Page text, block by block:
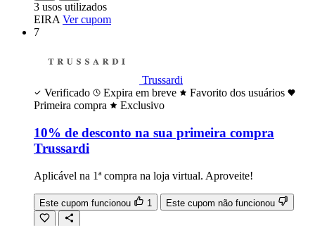
3 usos utilizados
EIRA Ver cupom
7
Trussardi
Verificado
Expira em breve
Favorito dos usuários
Primeira compra
Exclusivo
10% de desconto na sua primeira compra
Trussardi
Aplicável na 1ª compra na loja virtual. Aproveite!
Este cupom funcionou 1 Este cupom não funcionou